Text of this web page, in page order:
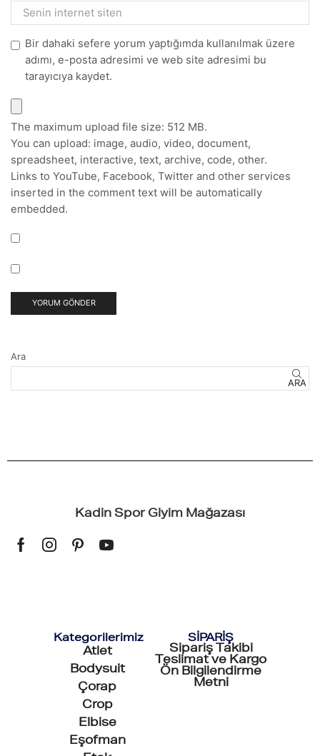
Bir dahaki sefere yorum yaptığımda kullanılmak üzere
adımı, e-posta adresimi ve web site adresimi bu
tarayıcıya kaydet.
The maximum upload file size: 512 MB.
You can upload: image, audio, video, document,
spreadsheet, interactive, text, archive, code, other.
Links to YouTube, Facebook, Twitter and other services
inserted in the comment text will be automatically
embedded.
Ara
ARA
Kadin Spor Giyim Mağazası
Kategorilerimiz
Atlet
Bodysuit
Çorap
Crop
Elbise
Eşofman
SİPARİŞ
Sipariş Takibi
Teslimat ve Kargo
Ön Bilgilendirme
Metni